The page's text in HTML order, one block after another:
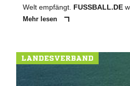
Welt empfängt. FUSSBALL.DE
Mehr lesen
LANDESVERBAND